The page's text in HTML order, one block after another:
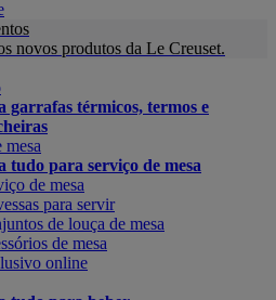
novos produtos da Le Creuset.
garrafas térmicos, termos e
mesa
tudo para serviço de mesa
de mesa
para servir
de louça de mesa
de mesa
online